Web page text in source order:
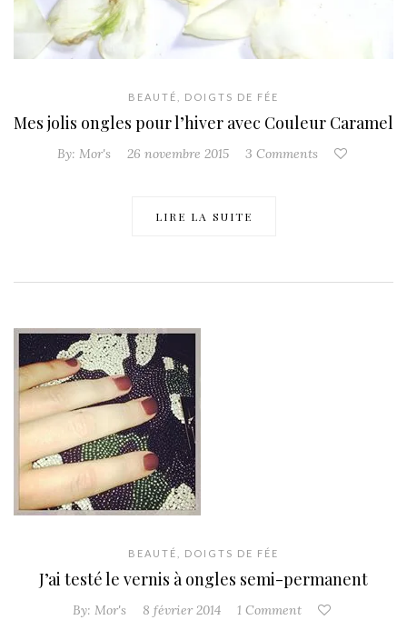
BEAUTÉ DOIGTS DE FÉE
Mes jolis ongles pour l’hiver avec Couleur Caramel
By: Mor's 26 novembre 2015 3 Comments
LIRE LA SUITE
BEAUTÉ DOIGTS DE FÉE
J’ai testé le vernis à ongles semi-permanent
By: Mor's 8 février 2014 1 Comment